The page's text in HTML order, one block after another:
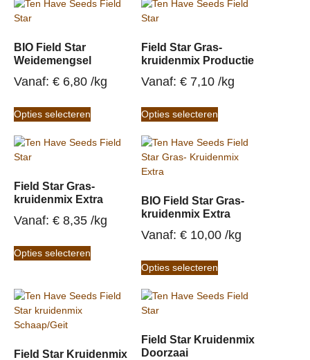
BIO Field Star
Weidemengsel
Vanaf: € 6,80 /kg
Opties selecteren
Field Star Gras-
kruidenmix Productie
Vanaf: € 7,10 /kg
Opties selecteren
Field Star Gras-
kruidenmix Extra
Vanaf: € 8,35 /kg
Opties selecteren
BIO Field Star Gras-
kruidenmix Extra
Vanaf: € 10,00 /kg
Opties selecteren
Field Star Kruidenmix
Field Star Kruidenmix
Doorzaai